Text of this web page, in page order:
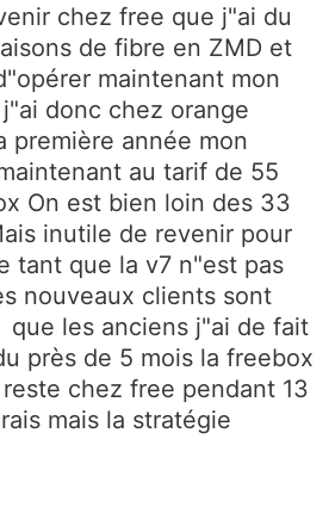
chez free que j"ai du
de fibre en ZMD et
maintenant mon
donc chez orange
première année mon
au tarif de 55
On est bien loin des 33
inutile de revenir pour
tant que la v7 n"est pas
nouveaux clients sont
les anciens j"ai de fait
près de 5 mois la freebox
chez free pendant 13
mais la stratégie